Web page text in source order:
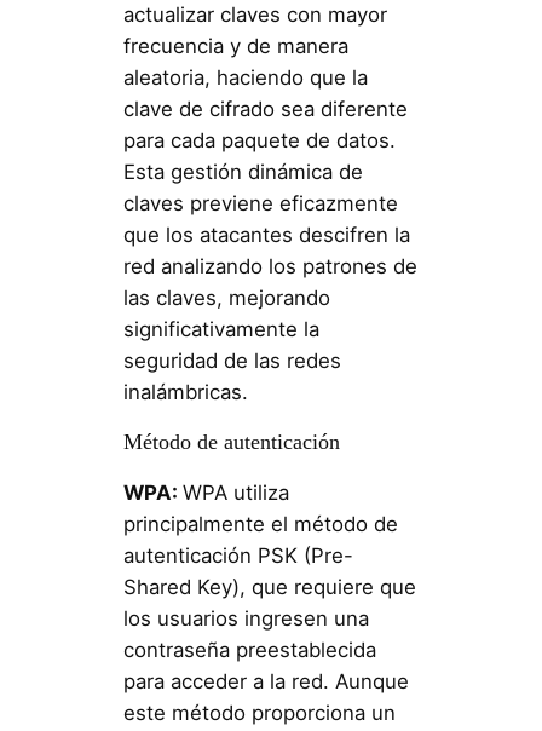
actualizar claves con mayor
frecuencia y de manera
aleatoria, haciendo que la
clave de cifrado sea diferente
para cada paquete de datos.
Esta gestión dinámica de
claves previene eficazmente
que los atacantes descifren la
red analizando los patrones de
las claves, mejorando
significativamente la
seguridad de las redes
inalámbricas.
Método de autenticación
WPA: WPA utiliza
principalmente el método de
autenticación PSK (Pre-
Shared Key), que requiere que
los usuarios ingresen una
contraseña preestablecida
para acceder a la red. Aunque
este método proporciona un